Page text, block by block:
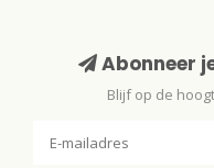
Abonneer
Blijf op de